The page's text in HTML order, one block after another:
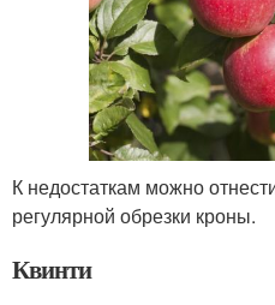
К недостаткам можно
регулярной обрезки кроны.
Квинти